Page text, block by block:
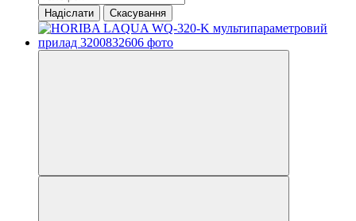
Надіслати Скасування